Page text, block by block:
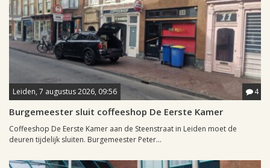
Leiden, 7 augustus 2026, 09:56 4
Burgemeester sluit coffeeshop De Eerste Kamer
Coffeeshop De Eerste Kamer aan de Steenstraat in Leiden moet de
deuren tijdelijk sluiten. Burgemeester Peter...